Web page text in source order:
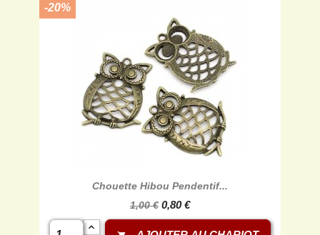
Chouette Hibou Pendentif...
1,00 € 0,80 €
-20%